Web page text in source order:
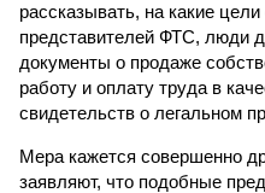
рассказывать, на какие
представителей ФТС, люди
документы о продаже
работу и оплату труда в
свидетельств о легальном
Мера кажется совершенно
заявляют, что подобные